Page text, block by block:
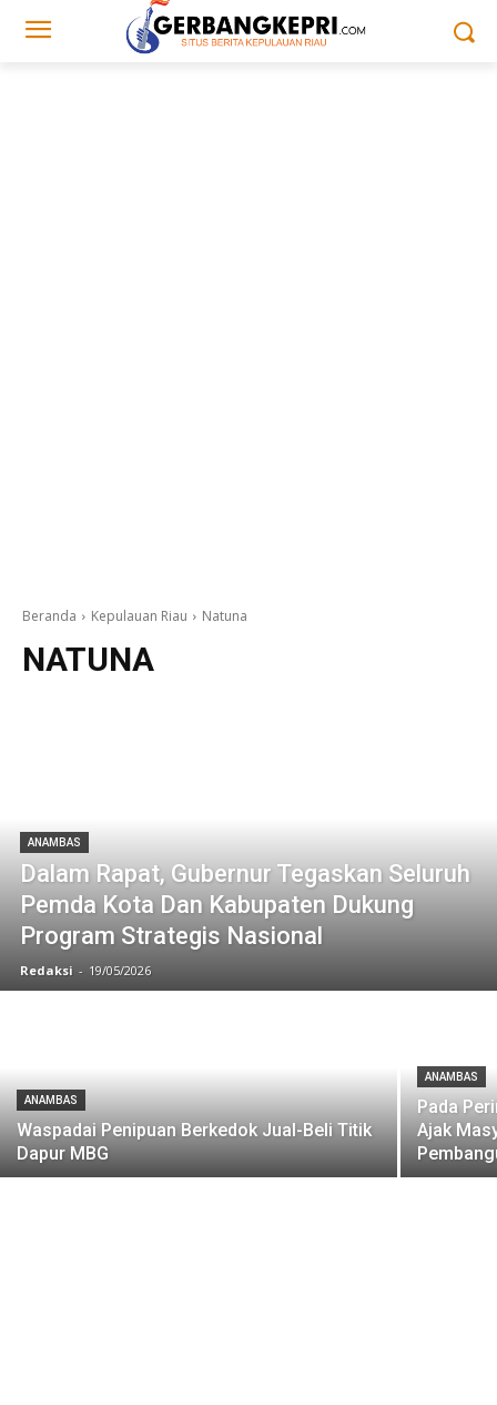
Beranda Kepulauan Riau Natuna
NATUNA
ANAMBAS
Dalam Rapat, Gubernur Tegaskan Seluruh
Pemda Kota Dan Kabupaten Dukung
Program Strategis Nasional
Redaksi - 19/05/2026
ANAMBAS
Waspadai Penipuan Berkedok Jual-Beli Titik
Dapur MBG
ANAMBAS
Pada
Ajak